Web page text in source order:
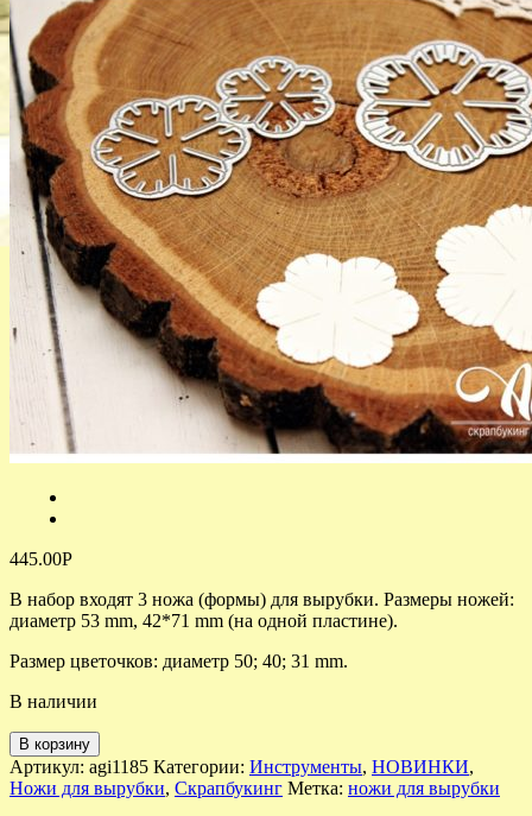
445.00Р
В набор входят 3 ножа (формы) для вырубки. Размеры ножей:
диаметр 53 mm, 42*71 mm (на одной пластине).
Размер цветочков: диаметр 50; 40; 31 mm.
В наличии
В корзину
Артикул: agi1185 Категории: Инструменты, НОВИНКИ,
Ножи для вырубки, Скрапбукинг Метка: ножи для вырубки